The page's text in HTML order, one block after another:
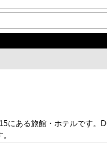
にある旅館・ホテルです